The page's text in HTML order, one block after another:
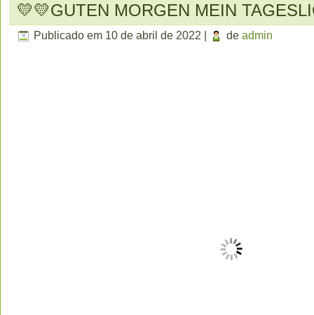
💛💛GUTEN MORGEN MEIN
Publicado em 10 de abril de 2022 de admin